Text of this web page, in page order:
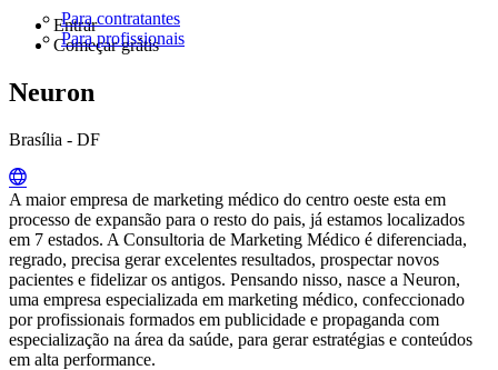
Para contratantes
Para profissionais
Entrar
Começar grátis
Neuron
Brasília - DF
A maior empresa de marketing médico do centro oeste esta em
processo de expansão para o resto do pais, já estamos localizados
em 7 estados. A Consultoria de Marketing Médico é diferenciada,
regrado, precisa gerar excelentes resultados, prospectar novos
pacientes e fidelizar os antigos. Pensando nisso, nasce a Neuron,
uma empresa especializada em marketing médico, confeccionado
por profissionais formados em publicidade e propaganda com
especialização na área da saúde, para gerar estratégias e conteúdos
em alta performance.